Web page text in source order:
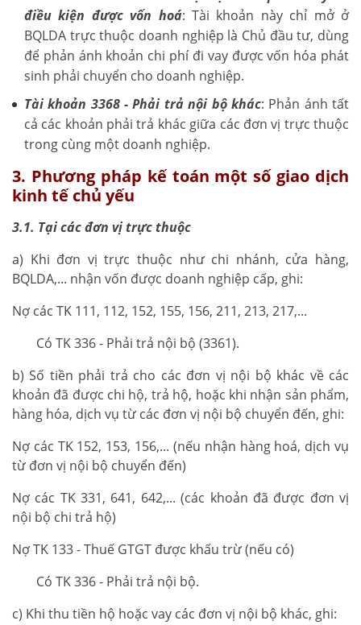
điều kiện được vốn hoá: Tài khoản này chỉ mở ở
BQLDA trực thuộc doanh nghiệp là Chủ đầu tư, dùng
để phản ánh khoản chi phí đi vay được vốn hóa phát
sinh phải chuyển cho doanh nghiệp.
Tài khoản 3368 - Phải trả nội bộ khác: Phản ánh tất
cả các khoản phải trả khác giữa các đơn vị trực thuộc
trong cùng một doanh nghiệp.
3. Phương pháp kế toán một số giao dịch
kinh tế chủ yếu
3.1. Tại các đơn vị trực thuộc
a) Khi đơn vị trực thuộc như chi nhánh, cửa hàng,
BQLDA,... nhận vốn được doanh nghiệp cấp, ghi:
Nợ các TK 111, 112, 152, 155, 156, 211, 213, 217,...
Có TK 336 - Phải trả nội bộ (3361).
b) Số tiền phải trả cho các đơn vị nội bộ khác về các
khoản đã được chi hộ, trả hộ, hoặc khi nhận sản phẩm,
hàng hóa, dịch vụ từ các đơn vị nội bộ chuyển đến, ghi:
Nợ các TK 152, 153, 156,... (nếu nhận hàng hoá, dịch vụ
từ đơn vị nội bộ chuyển đến)
Nợ các TK 331, 641, 642,... (các khoản đã được đơn vị
nội bộ chi trả hộ)
Nợ TK 133 - Thuế GTGT được khấu trừ (nếu có)
Có TK 336 - Phải trả nội bộ.
c) Khi thu tiền hộ hoặc vay các đơn vị nội bộ khác, ghi: